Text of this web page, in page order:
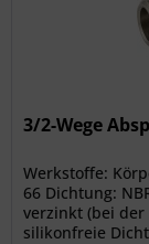
3/2-Wege
Werkstoffe:
66 Dichtung:
verzinkt (bei
silikonfreie